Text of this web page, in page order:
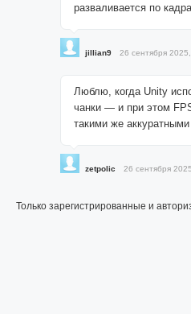
разваливается по
jillian9 26 сентября
Люблю, когда Unity
чанки — и при этом
такими же аккуратными
zetpolic 26 сентября
Только зарегистрированные и